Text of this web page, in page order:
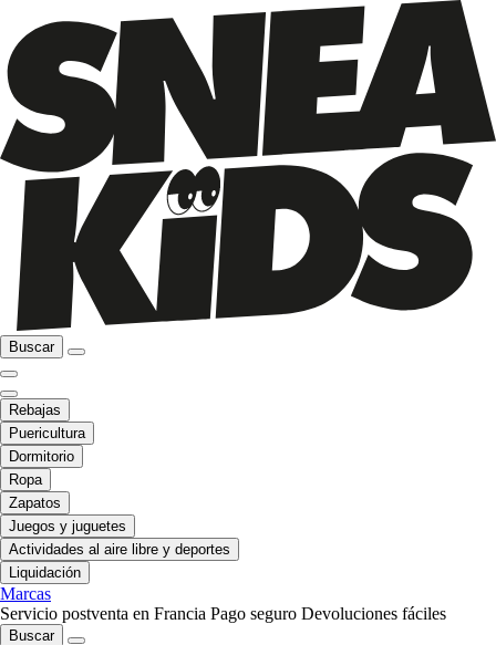
Buscar
Rebajas
Puericultura
Dormitorio
Ropa
Zapatos
Juegos y juguetes
Actividades al aire libre y deportes
Liquidación
Marcas
Servicio postventa en Francia Pago seguro Devoluciones fáciles
Buscar